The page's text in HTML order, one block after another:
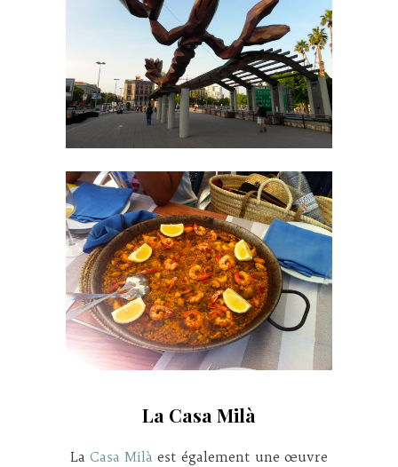
La Casa Milà
La Casa Milà est également une œuvre